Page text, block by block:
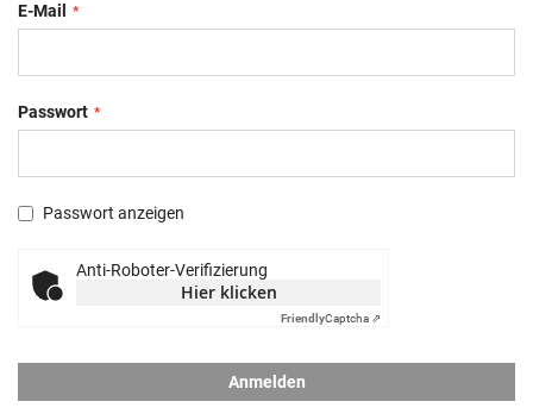
E-Mail
Passwort
Passwort anzeigen
Anti-Roboter-Verifizierung
Hier klicken
FriendlyCaptcha ⇗
Anmelden